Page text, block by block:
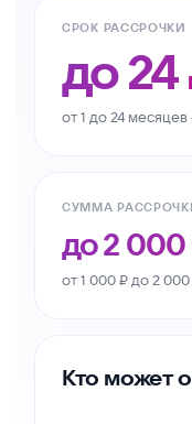
СРОК РАССРОЧКИ
до24
от 1 до 24
СУММА
до2
от 1 000 ₽ до 2
Кто может